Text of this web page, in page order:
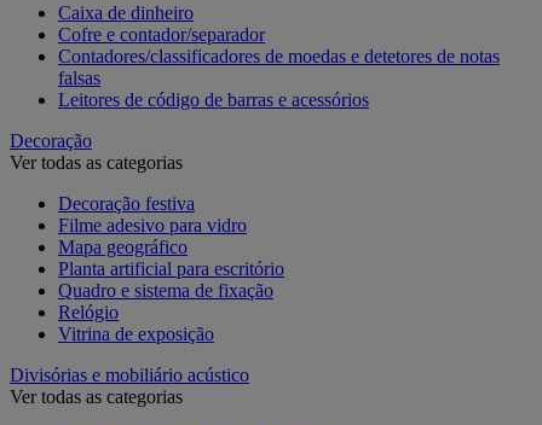
Caixa de dinheiro
Cofre e contador/separador
Contadores/classificadores de moedas e detetores de notas
falsas
Leitores de código de barras e acessórios
Decoração
Ver todas as categorias
Decoração festiva
Filme adesivo para vidro
Mapa geográfico
Planta artificial para escritório
Quadro e sistema de fixação
Relógio
Vitrina de exposição
Divisórias e mobiliário acústico
Ver todas as categorias